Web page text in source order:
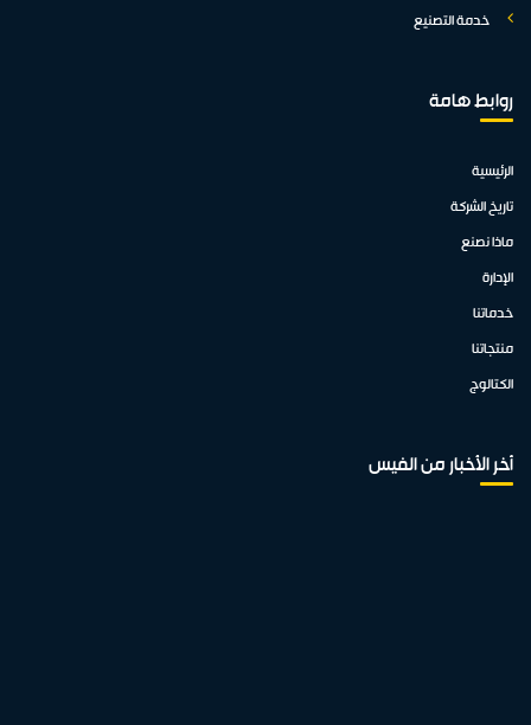
خدمة التصنيع
روابط هامة
الرئيسية
تاريخ الشركة
ماذا نصنع
الإدارة
خدماتنا
منتجاتنا
الكتالوج
أخر الأخبار من الفيس